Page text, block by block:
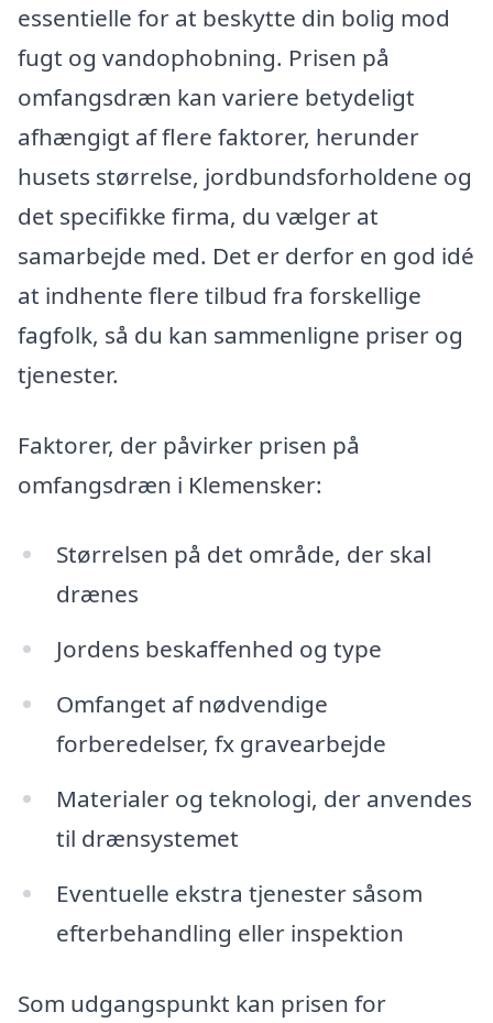
essentielle for at beskytte din bolig mod
fugt og vandophobning. Prisen på
omfangsdræn kan variere betydeligt
afhængigt af flere faktorer, herunder
husets størrelse, jordbundsforholdene og
det specifikke firma, du vælger at
samarbejde med. Det er derfor en god idé
at indhente flere tilbud fra forskellige
fagfolk, så du kan sammenligne priser og
tjenester.
Faktorer, der påvirker prisen på
omfangsdræn i Klemensker:
Størrelsen på det område, der skal
drænes
Jordens beskaffenhed og type
Omfanget af nødvendige
forberedelser, fx gravearbejde
Materialer og teknologi, der anvendes
til drænsystemet
Eventuelle ekstra tjenester såsom
efterbehandling eller inspektion
Som udgangspunkt kan prisen for